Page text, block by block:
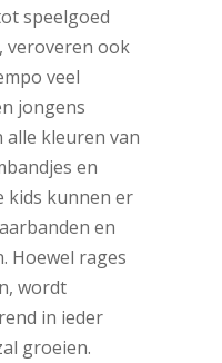
speelgoed
veroveren ook
veel
jongens
alle kleuren van
en
kids kunnen er
en
Hoewel rages
wordt
in ieder
groeien.